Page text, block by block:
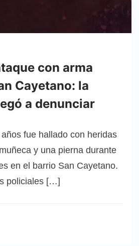
con arma
Cayetano: la
a denunciar
fue hallado con heridas
y una pierna durante
en el barrio San Cayetano.
policiales […]